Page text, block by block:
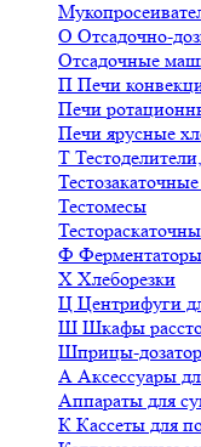
О Отсадочно-
Отсадочные
П Печи
Печи
Печи ярусные
Т
Тестомесы
Ф Ферментаторы
Х Хлеборезки
Ц Центрифуги
Ш Шкафы
Шприцы-
А Аксессуары
Аппараты для
К Кассеты для